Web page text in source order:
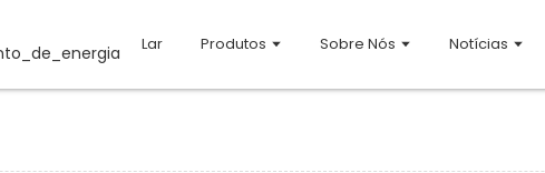
Lar Produtos Sobre Nós Notícias